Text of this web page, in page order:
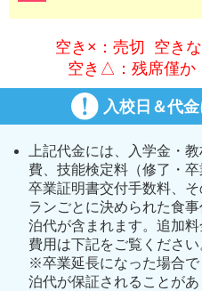
空き×：売切 空き
空き△：残席僅か
入校日＆代
上記代金には、入学金・
費、技能検定料（修了・
卒業証明書交付手数料、
ランごとに決められた食
泊代が含まれます。追加
費用は下記をご覧ください
※卒業延長になった場合
泊代が保証されることがあ